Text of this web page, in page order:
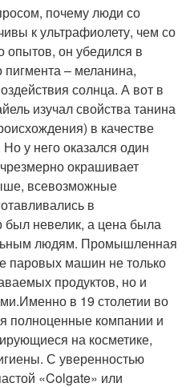
почему люди со
к ультрафиолету, чем со
опытов, он убедился в
пигмента – меланина,
солнца. А вот в
изучал свойства танина
в качестве
у него оказался один
окрашивает
всевозможные
в
невелик, а цена была
людям. Промышленная
паровых машин не только
продуктов, но и
в 19 столетии во
полноценные компании и
на косметике,
С уверенностью
«Colgate» или